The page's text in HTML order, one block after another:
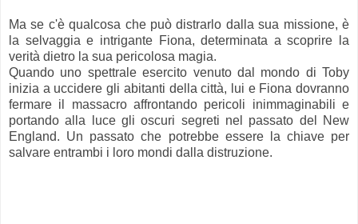
Ma se c'è qualcosa che può distrarlo dalla sua missione, è
la selvaggia e intrigante Fiona, determinata a scoprire la
verità dietro la sua pericolosa magia.
Quando uno spettrale esercito venuto dal mondo di Toby
inizia a uccidere gli abitanti della città, lui e Fiona dovranno
fermare il massacro affrontando pericoli inimmaginabili e
portando alla luce gli oscuri segreti nel passato del New
England. Un passato che potrebbe essere la chiave per
salvare entrambi i loro mondi dalla distruzione.